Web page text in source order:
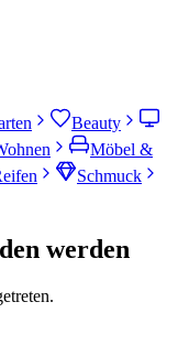
Beauty
Möbel &
Schmuck
werden